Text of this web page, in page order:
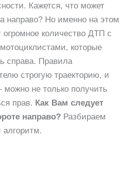
Кажется, что может
направо? Но именно на этом
огромное количество ДТП с
которые
справа. Правила
строгую траекторию, и
не только получить
прав. Как Вам следует
направо? Разбираем